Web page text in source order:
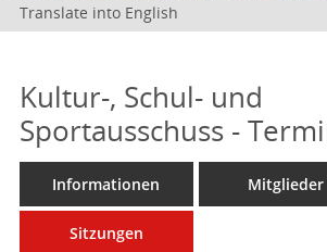
Translate into English
Kultur-, Schul- und
Sportausschuss -
Informationen Mitglieder
Sitzungen